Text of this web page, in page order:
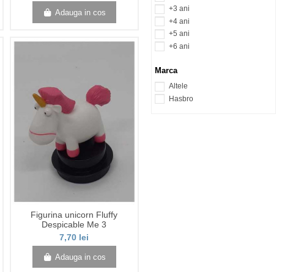
Adauga in cos
Figurina unicorn Fluffy
Despicable Me 3
7,70 lei
Adauga in cos
+3 ani
+4 ani
+5 ani
+6 ani
Marca
Altele
Hasbro